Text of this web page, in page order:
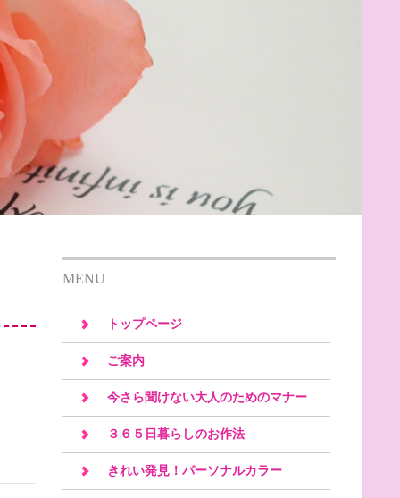
MENU
トップページ
ご案内
今さら聞けない大人のためのマナー
３６５日暮らしのお作法
きれい発見！パーソナルカラー